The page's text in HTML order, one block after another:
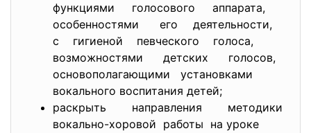
функциями голосового аппарата,
особенностями его деятельности,
с гигиеной певческого голоса,
возможностями детских голосов,
основополагающими установками
вокального воспитания детей;
раскрыть направления методики
вокально-хоровой работы на уроке